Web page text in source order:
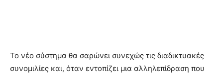
Το νέο σύστημα θα σαρώνει συνεχώς τις διαδικτυακές
συνομιλίες και, όταν εντοπίζει μια αλληλεπίδραση που